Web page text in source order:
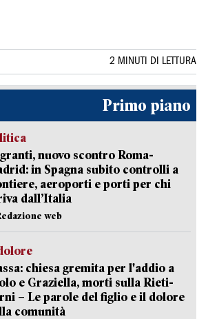
2 MINUTI DI LETTURA
Primo piano
nuovo scontro Roma-
in Spagna subito controlli a
aeroporti e porti per chi
dall’Italia
web
chiesa gremita per l'addio a
e Graziella, morti sulla Rieti-
– Le parole del figlio e il dolore
comunità